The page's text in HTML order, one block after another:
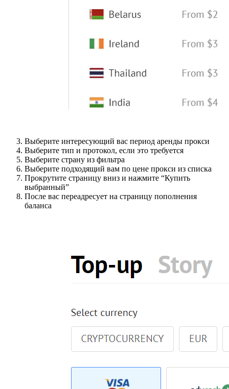
Выберите интересующий вас период аренды прокси
Выберите тип и протокол, если это требуется
Выберите страну из фильтра
Выберите подходящий вам по цене прокси из списка
Прокрутите страницу вниз и нажмите “Купить
выбранный”
После вас переадресует на страницу пополнения
баланса